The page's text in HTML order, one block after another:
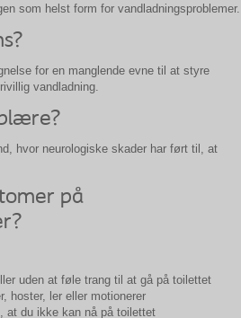
som helst form for vandladningsproblemer.
for en manglende evne til at styre
vandladning.
hvor neurologiske skader har ført til, at
på
uden at føle trang til at gå på toilettet
hoster, ler eller motionerer
at du ikke kan nå på toilettet